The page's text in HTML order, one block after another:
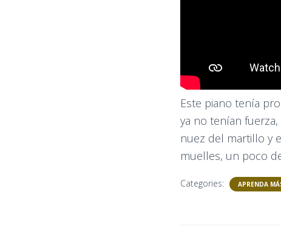
Este piano tenía
ya no tenían
nuez del martillo y
muelles, un poco
Categories: APRENDA